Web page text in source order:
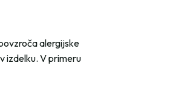
alergijske
izdelku. V primeru